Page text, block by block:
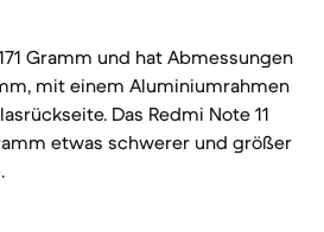
Gramm und hat Abmessungen
mm, mit einem Aluminiumrahmen
Das Redmi Note 11
etwas schwerer und größer